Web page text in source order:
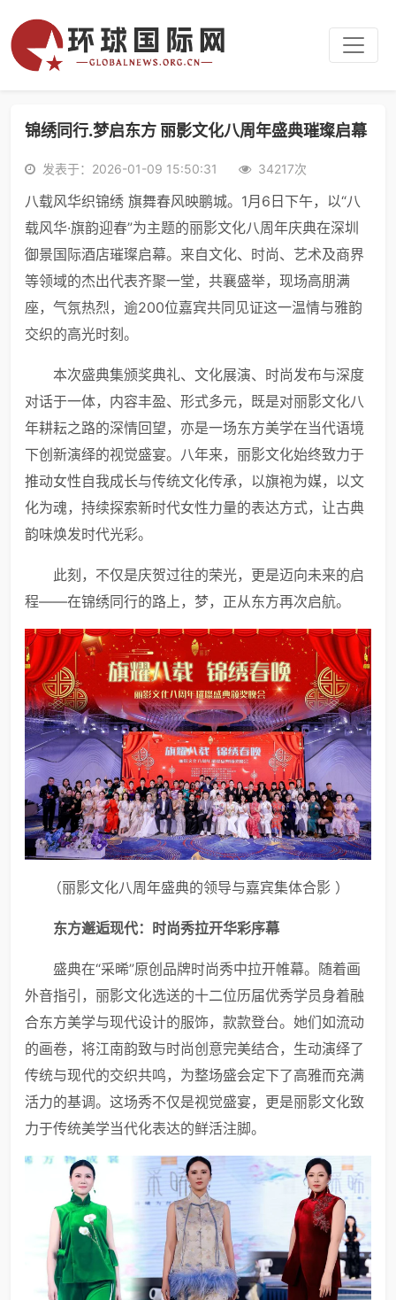
锦绣同行.梦启东方 丽影文化八周年盛典璀璨启幕
发表于：2026-01-09 15:50:31 34217次
八载风华织锦绣 旗舞春风映鹏城。1月6日下午，以“八
载风华·旗韵迎春”为主题的丽影文化八周年庆典在深圳
御景国际酒店璀璨启幕。来自文化、时尚、艺术及商界
等领域的杰出代表齐聚一堂，共襄盛举，现场高朋满
座，气氛热烈，逾200位嘉宾共同见证这一温情与雅韵
交织的高光时刻。
本次盛典集颁奖典礼、文化展演、时尚发布与深度
对话于一体，内容丰盈、形式多元，既是对丽影文化八
年耕耘之路的深情回望，亦是一场东方美学在当代语境
下创新演绎的视觉盛宴。八年来，丽影文化始终致力于
推动女性自我成长与传统文化传承，以旗袍为媒，以文
化为魂，持续探索新时代女性力量的表达方式，让古典
韵味焕发时代光彩。
此刻，不仅是庆贺过往的荣光，更是迈向未来的启
程——在锦绣同行的路上，梦，正从东方再次启航。
（丽影文化八周年盛典的领导与嘉宾集体合影 ）
东方邂逅现代：时尚秀拉开华彩序幕
盛典在“采晞”原创品牌时尚秀中拉开帷幕。随着画
外音指引，丽影文化选送的十二位历届优秀学员身着融
合东方美学与现代设计的服饰，款款登台。她们如流动
的画卷，将江南韵致与时尚创意完美结合，生动演绎了
传统与现代的交织共鸣，为整场盛会定下了高雅而充满
活力的基调。这场秀不仅是视觉盛宴，更是丽影文化致
力于传统美学当代化表达的鲜活注脚。